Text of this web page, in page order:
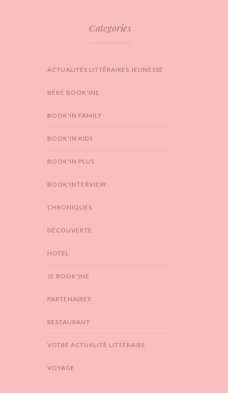
Categories
ACTUALITÉS LITTÉRAIRES JEUNESSE
BÉBÉ BOOK'INE
BOOK'IN FAMILY
BOOK'IN KIDS
BOOK'IN PLUS
BOOK'INTERVIEW
CHRONIQUES
DÉCOUVERTE
HOTEL
JE BOOK'INE
PARTENAIRES
RESTAURANT
VOTRE ACTUALITÉ LITTÉRAIRE
VOYAGE